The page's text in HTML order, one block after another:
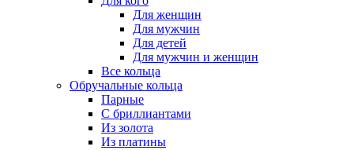
Для женщин
Для мужчин
Для детей
Для мужчин и женщин
Все кольца
Обручальные кольца
Парные
С бриллиантами
Из золота
Из платины